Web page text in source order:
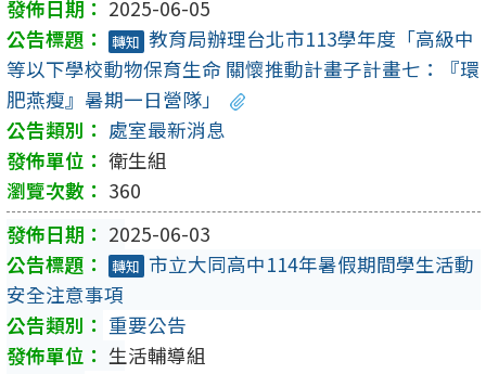
2025-06-05
轉知 教育局辦理台北市113學年度「高級中
等以下學校動物保育生命 關懷推動計畫子計畫七：『環
肥燕瘦』暑期一日營隊」
處室最新消息
衛生組
360
2025-06-03
轉知 市立大同高中114年暑假期間學生活動
安全注意事項
重要公告
生活輔導組